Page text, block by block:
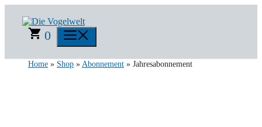
Inhalt
springen
0
Home » Shop » Abonnement » Jahresabonnement